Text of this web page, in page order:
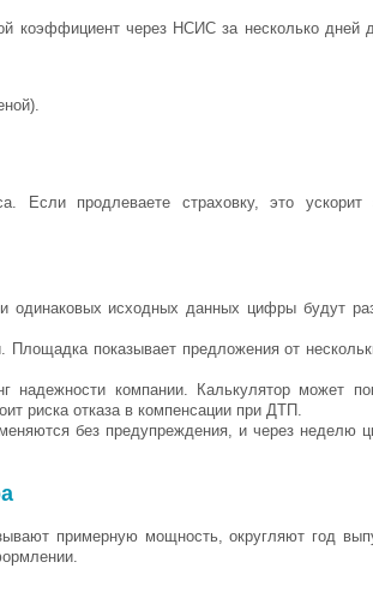
коэффициент через НСИС за несколько дней
Если продлеваете страховку, это ускорит
одинаковых исходных данных цифры будут
показывает предложения от
компании. Калькулятор может
риска отказа в компенсации при ДТП.
без предупреждения, и через неделю
примерную мощность, округляют год